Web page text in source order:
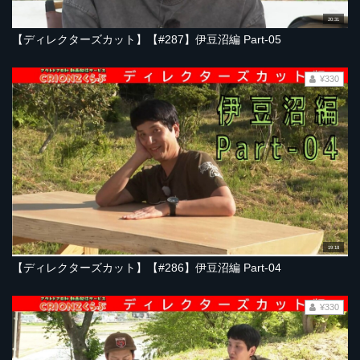
20:31
【ディレクターズカット】【#287】伊豆沼編 Part-05
19:18
【ディレクターズカット】【#286】伊豆沼編 Part-04
¥330
¥330